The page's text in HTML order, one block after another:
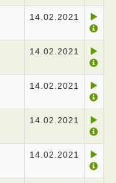
14.02.2021
14.02.2021
14.02.2021
14.02.2021
14.02.2021